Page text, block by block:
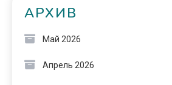
АРХИВ
Май 2026
Апрель 2026